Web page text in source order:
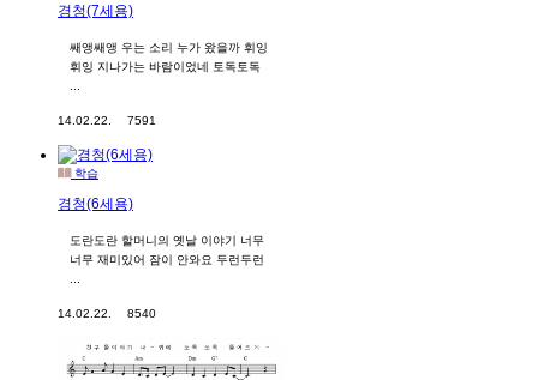
경청(7세용)
쌔앵쌔앵 우는 소리 누가 왔을까 휘잉
휘잉 지나가는 바람이었네 토독토독
14.02.22. 7591
학습
경청(6세용)
도란도란 할머니의 옛날 이야기 너무
너무 재미있어 잠이 안와요 두런두런
14.02.22. 8540